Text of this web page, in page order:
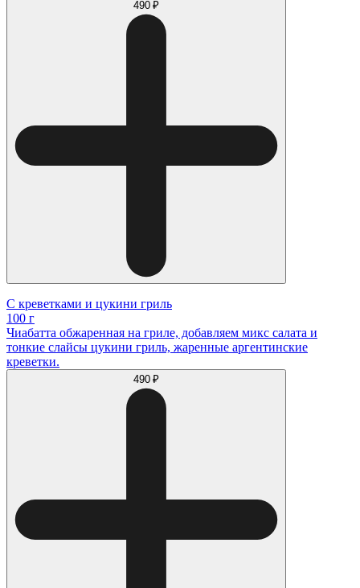
490 ₽
С креветками и цукини гриль
100 г
Чиабатта обжаренная на гриле, добавляем микс салата и
тонкие слайсы цукини гриль, жаренные аргентинские
креветки.
490 ₽